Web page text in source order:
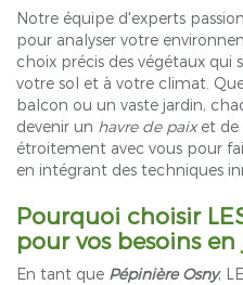
Notre équipe d'experts
pour analyser votre
choix précis des végétaux
votre sol et à votre climat.
balcon ou un vaste jardin,
devenir un havre de paixet de
étroitement avec vous pour
en intégrant des techniques
Pourquoi choisir
pour vos besoins
En tant que Pépinière Osny,